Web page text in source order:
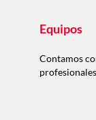
Equipos
Contamos